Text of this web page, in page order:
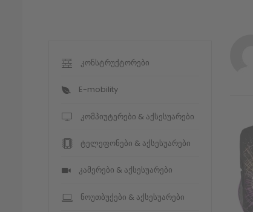
კონსტრუქტორები
E-mobility
კომპიუტერები & აქსესუარები
ტელეფონები & აქსესუარები
კამერები & აქსესუარები
ნოუთბუქები & აქსესუარები